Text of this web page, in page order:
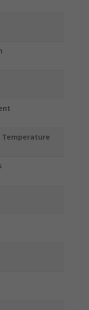
Temperature